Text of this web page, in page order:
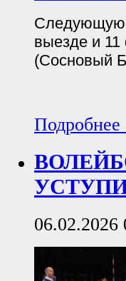
Следующую
выезде и
(Сосновый
Подробнее
06.02.2026